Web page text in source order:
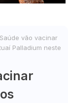
vão vacinar
Palladium neste